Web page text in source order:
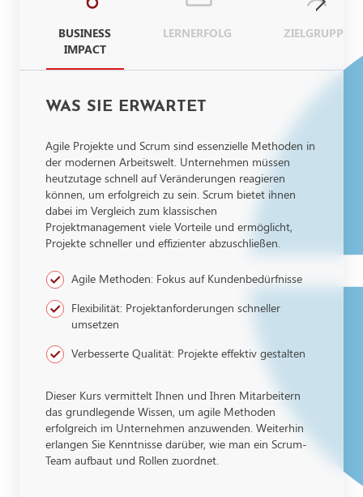
BUSINESS
IMPACT
LERNERFOLG ZIELGRUPPE
WAS SIE ERWARTET
Agile Projekte und Scrum sind essenzielle Methoden in
der modernen Arbeitswelt. Unternehmen müssen
heutzutage schnell auf Veränderungen reagieren
können, um erfolgreich zu sein. Scrum bietet ihnen
dabei im Vergleich zum klassischen
Projektmanagement viele Vorteile und ermöglicht,
Projekte schneller und effizienter abzuschließen.
Agile Methoden: Fokus auf Kundenbedürfnisse
Flexibilität: Projektanforderungen schneller
umsetzen
Verbesserte Qualität: Projekte effektiv gestalten
Dieser Kurs vermittelt Ihnen und Ihren Mitarbeitern
das grundlegende Wissen, um agile Methoden
erfolgreich im Unternehmen anzuwenden. Weiterhin
erlangen Sie Kenntnisse darüber, wie man ein Scrum-
Team aufbaut und Rollen zuordnet.